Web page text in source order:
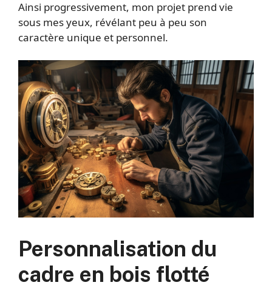
Ainsi progressivement, mon projet prend vie
sous mes yeux, révélant peu à peu son
caractère unique et personnel.
Personnalisation du
cadre en bois flotté